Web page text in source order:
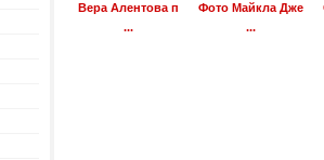
Вера Алентова п
...
Фото Майкла Дже
...